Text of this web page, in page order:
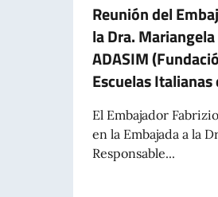
Reunión del
la Dra.
ADASIM
Escuelas
El Embajador
en la Embajada a la
Responsable...